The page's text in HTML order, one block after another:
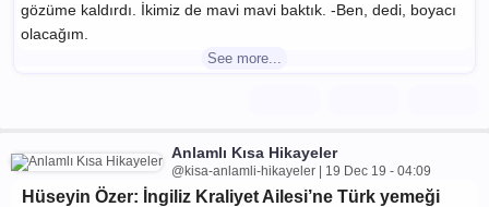
gözüme kaldırdı. İkimiz de mavi mavi baktık. -Ben, dedi, boyacı
olacağım.
See more...
Anlamlı Kısa Hikayeler
@kisa-anlamli-hikayeler | 19 Dec 19 - 04:09
Hüseyin Özer: İngiliz Kraliyet Ailesi’ne Türk yemeği